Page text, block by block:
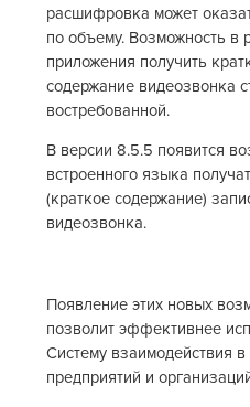
расшифровка может
по объему. Возможность в
приложения получить
содержание видеозвонка
востребованной.
В версии 8.5.5 появится
встроенного языка
(краткое содержание)
видеозвонка.
Появление этих новых
позволит эффективнее
Систему взаимодействия в
предприятий и